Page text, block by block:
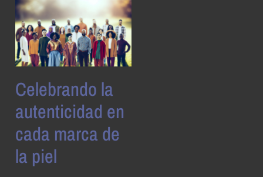
Celebrando la
autenticidad en
cada marca de
la piel